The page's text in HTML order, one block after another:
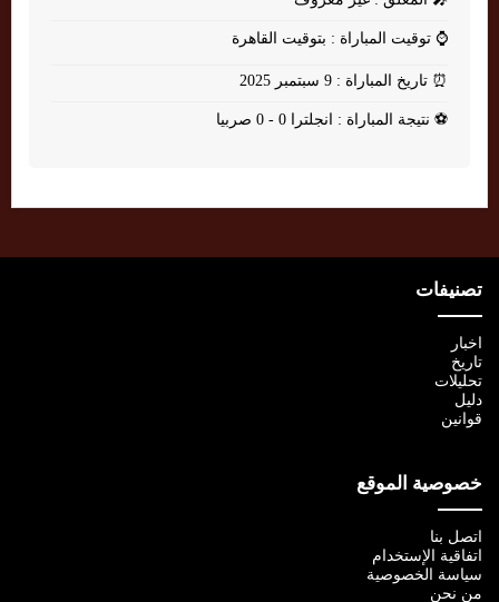
⌚ توقيت المباراة : بتوقيت القاهرة
⏰ تاريخ المباراة : 9 سبتمبر 2025
⚽ نتيجة المباراة : انجلترا 0 - 0 صربيا
تصنيفات
اخبار
تاريخ
تحليلات
دليل
قوانين
خصوصية الموقع
اتصل بنا
اتفاقية الإستخدام
سياسة الخصوصية
من نحن